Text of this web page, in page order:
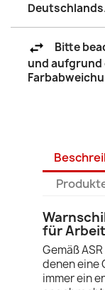
Bitte
und
für
Gemäß
denen eine
immer ein